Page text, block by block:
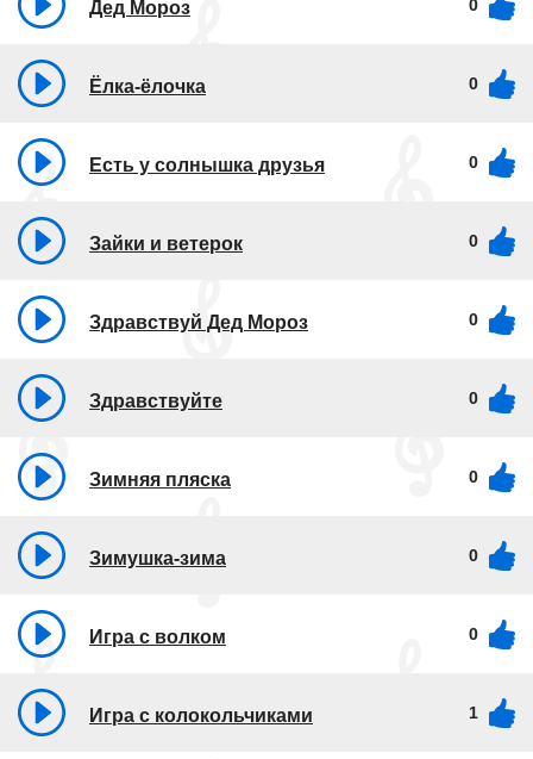
Дед Мороз 0
Ёлка-ёлочка 0
Есть у солнышка друзья 0
Зайки и ветерок 0
Здравствуй Дед Мороз 0
Здравствуйте 0
Зимняя пляска 0
Зимушка-зима 0
Игра с волком 0
Игра с колокольчиками 1